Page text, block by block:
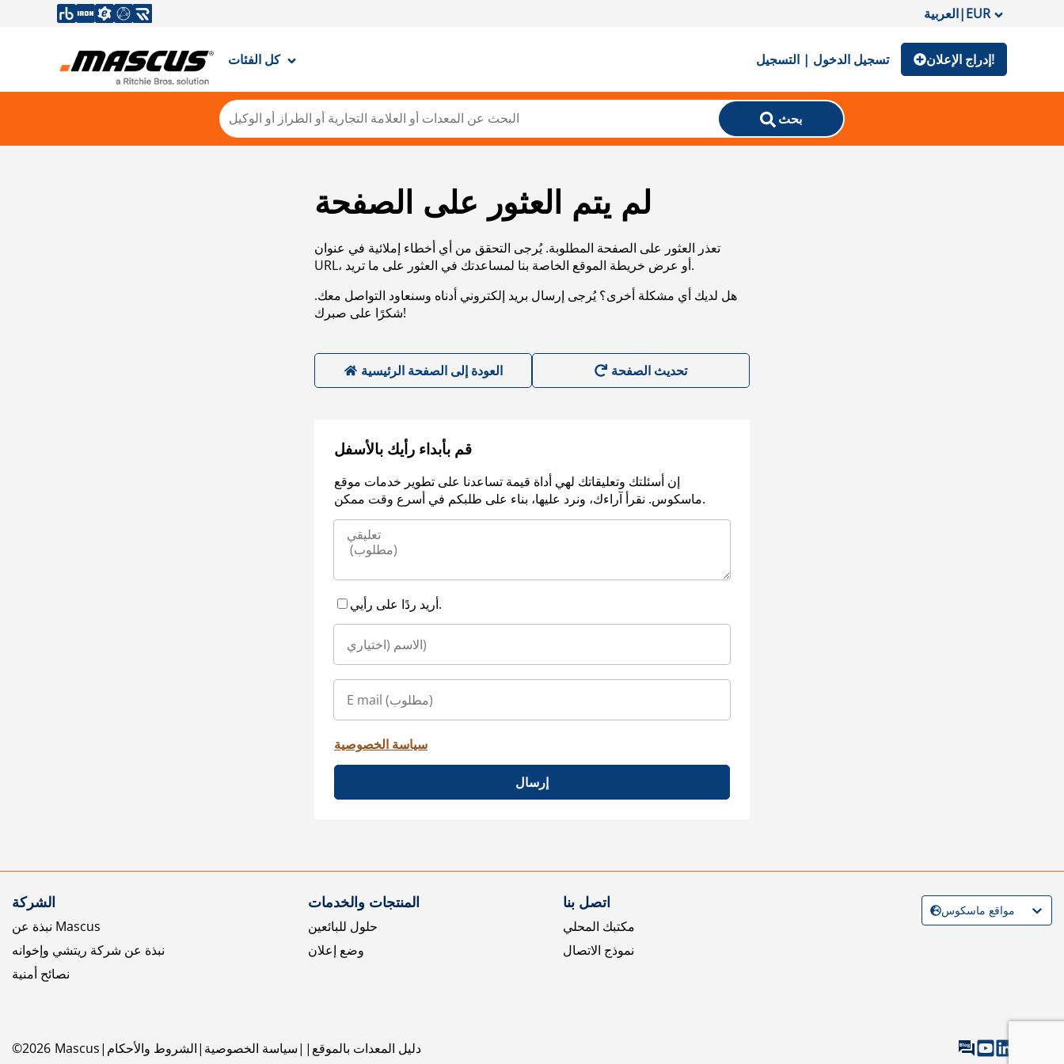
العربية|EUR
كل الفئات تسجيل الدخول | التسجيل إدراج الإعلان!
بحث
لم يتم العثور على الصفحة
تعذر العثور على الصفحة المطلوبة. يُرجى التحقق من أي أخطاء إملائية في عنوان
URL، أو عرض خريطة الموقع الخاصة بنا لمساعدتك في العثور على ما تريد.
هل لديك أي مشكلة أخرى؟ يُرجى إرسال بريد إلكتروني أدناه وسنعاود التواصل معك.
شكرًا على صبرك!
العودة إلى الصفحة الرئيسية
قم بأبداء رأيك بالأسفل
إن أسئلتك وتعليقاتك لهي أداة قيمة تساعدنا على تطوير خدمات موقع
ماسكوس. نقرأ آراءك، ونرد عليها، بناء على طلبكم في أسرع وقت ممكن.
أريد ردًا على رأيي.
سياسة الخصوصية
إرسال
الشركة
نبذة عن Mascus
نبذة عن شركة ريتشي وإخوانه
نصائح أمنية
المنتجات والخدمات
حلول للبائعين
وضع إعلان
اتصل بنا
مكتبك المحلي
نموذج الاتصال
©2026 Mascus الشروط والأحكام سياسة الخصوصية دليل المعدات بالموقع
مواقع ماسكوس